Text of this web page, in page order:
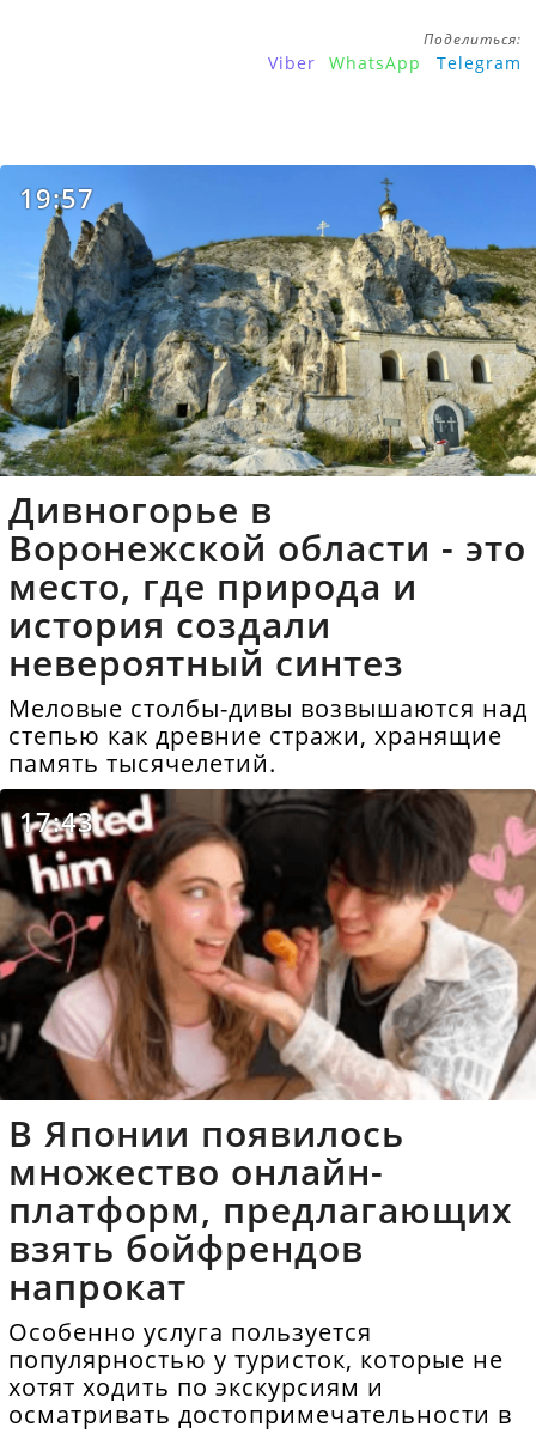
Поделиться:
Viber WhatsApp Telegram
19:57
Дивногорье в
Воронежской области - это
место, где природа и
история создали
невероятный синтез
Меловые столбы-дивы возвышаются над
степью как древние стражи, хранящие
память тысячелетий.
17:43
В Японии появилось
множество онлайн-
платформ, предлагающих
взять бойфрендов
напрокат
Особенно услуга пользуется
популярностью у туристок, которые не
хотят ходить по экскурсиям и
осматривать достопримечательности в